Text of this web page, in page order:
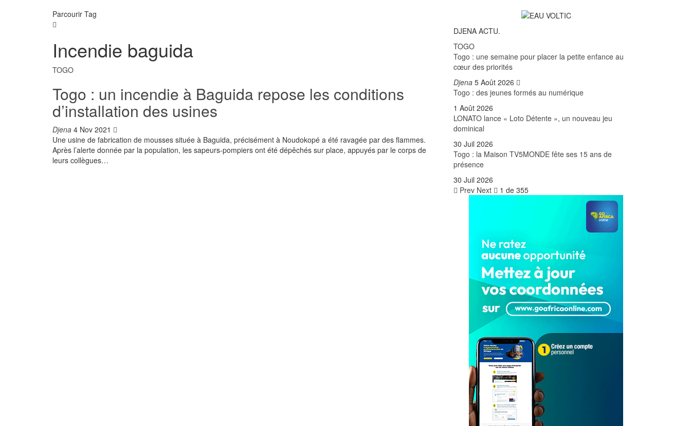
Parcourir Tag
Incendie baguida
TOGO
Togo : un incendie à Baguida repose les conditions
d’installation des usines
Djena 4 Nov 2021
Une usine de fabrication de mousses située à Baguida, précisément à Noudokopé a été ravagée par des flammes.
Après l’alerte donnée par la population, les sapeurs-pompiers ont été dépêchés sur place, appuyés par le corps de
leurs collègues…
DJENA ACTU.
TOGO
Togo : une semaine pour placer la petite enfance au
cœur des priorités
Djena 5 Août 2026
Togo : des jeunes formés au numérique
1 Août 2026
LONATO lance « Loto Détente », un nouveau jeu
dominical
30 Juil 2026
Togo : la Maison TV5MONDE fête ses 15 ans de
présence
30 Juil 2026
Prev Next 1 de 355